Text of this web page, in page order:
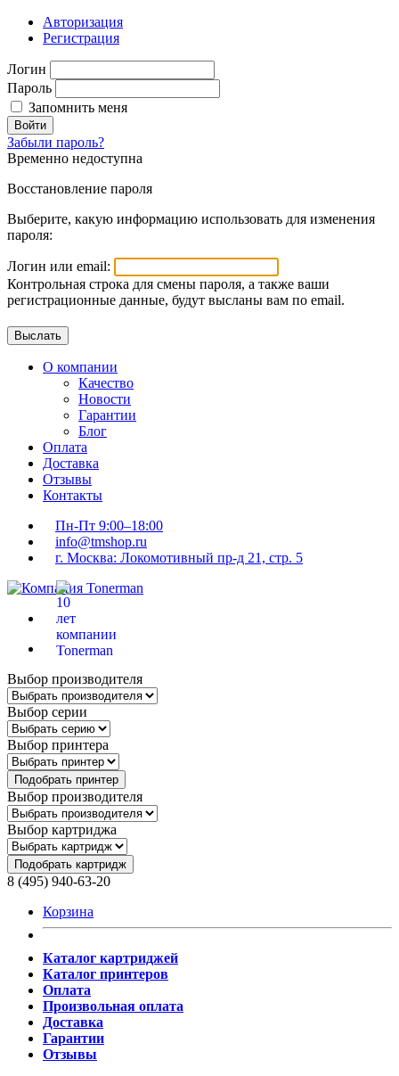
Авторизация
Регистрация
Логин
Пароль
Запомнить меня
Войти
Забыли пароль?
Временно недоступна
Восстановление пароля
Выберите, какую информацию использовать для изменения
пароля:
Логин или email:
Контрольная строка для смены пароля, а также ваши
регистрационные данные, будут высланы вам по email.
О компании
Качество
Новости
Гарантии
Блог
Оплата
Доставка
Отзывы
Контакты
Пн-Пт 9:00–18:00
info@tmshop.ru
г. Москва: Локомотивный пр-д 21, стр. 5
Выбор производителя
Выбор серии
Выбор принтера
Подобрать принтер
Выбор производителя
Выбор картриджа
Подобрать картридж
8 (495) 940-63-20
Корзина
Каталог картриджей
Каталог принтеров
Оплата
Произвольная оплата
Доставка
Гарантии
Отзывы